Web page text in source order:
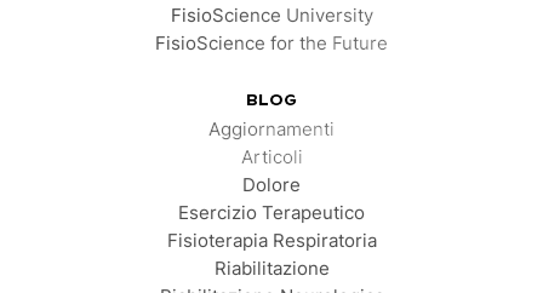
FisioScience University
FisioScience for the Future
BLOG
Aggiornamenti
Articoli
Dolore
Esercizio Terapeutico
Fisioterapia Respiratoria
Riabilitazione